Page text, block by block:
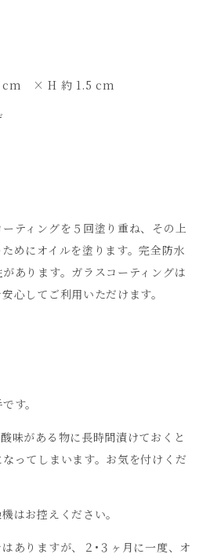
× H 約 1.5 cm
ティングを５回塗り重ね、その上
めにオイルを塗ります。完全防水
あります。ガラスコーティングは
心してご利用いただけます。
す。
味がある物に長時間漬けておくと
ってしまいます。お気を付けくだ
はお控えください。
ありますが、２•３ヶ月に一度、オ